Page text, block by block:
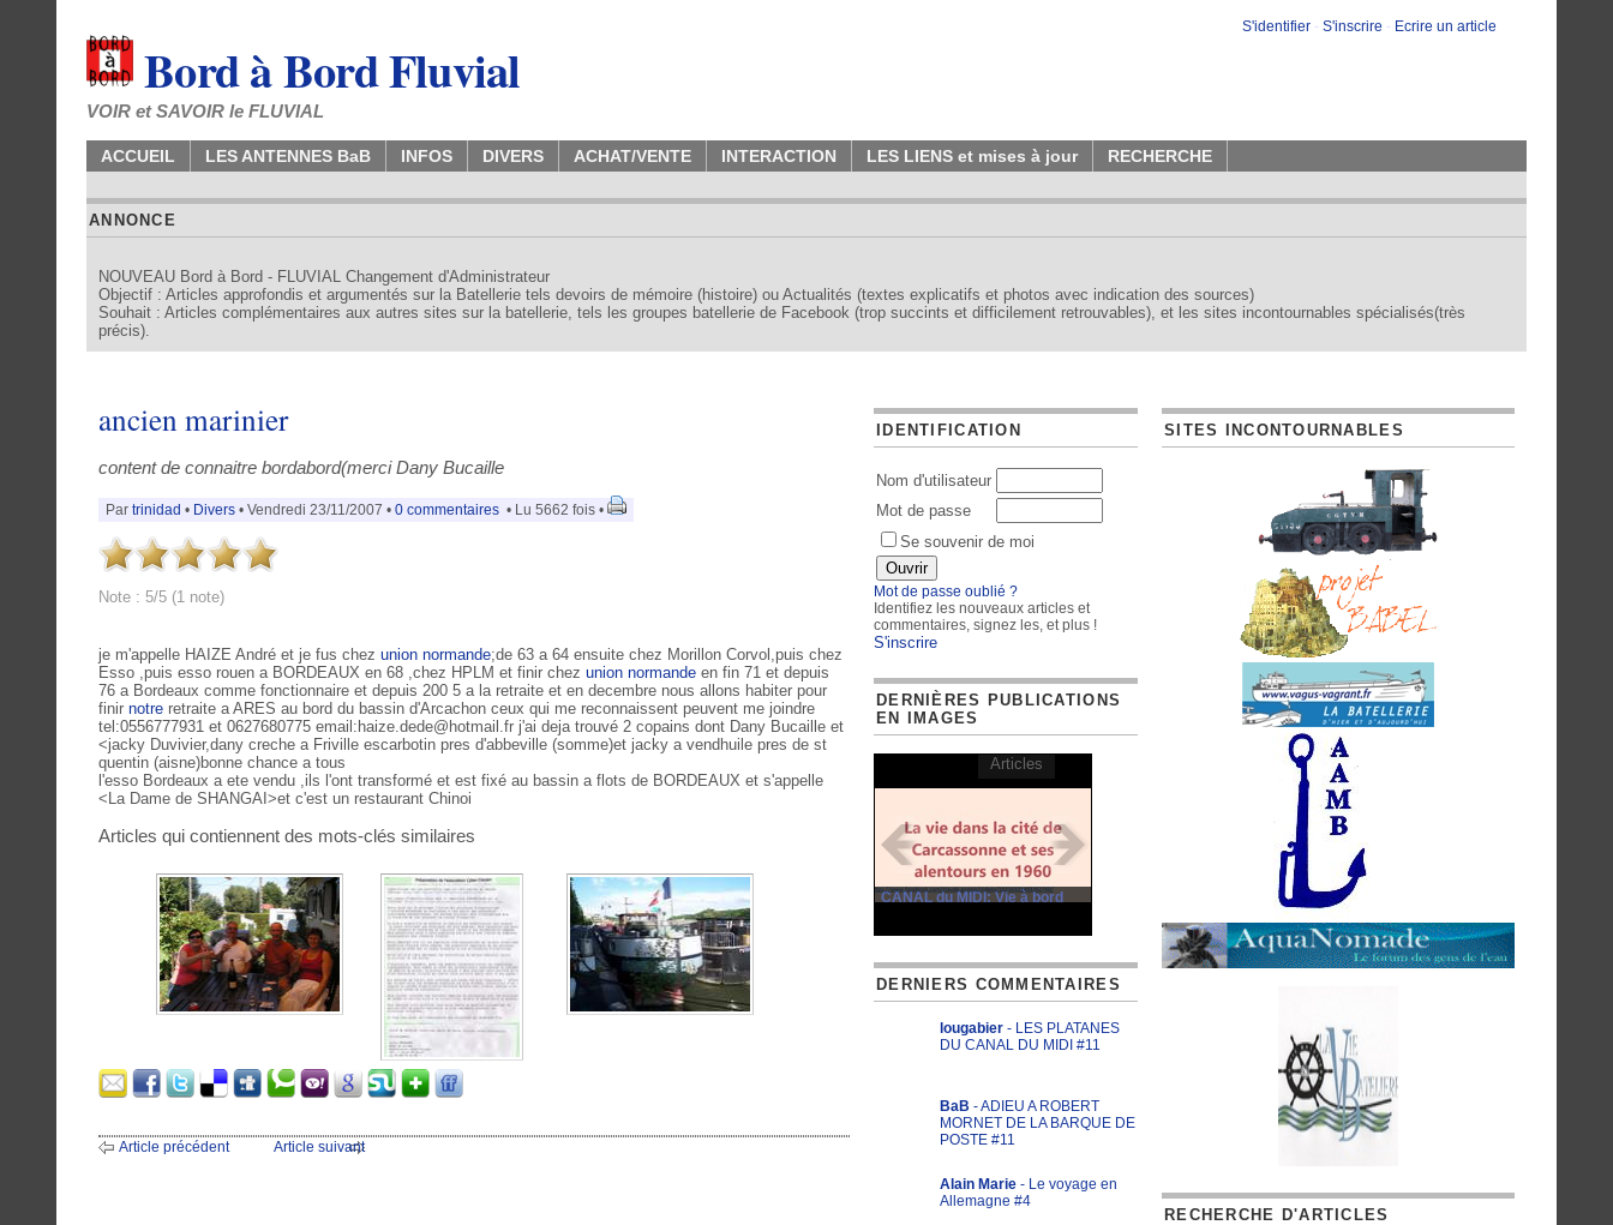
S'identifier - S'inscrire - Ecrire un article
Bord à Bord Fluvial
VOIR et SAVOIR le FLUVIAL
ACCUEIL LES ANTENNES BaB INFOS DIVERS ACHAT/VENTE INTERACTION LES LIENS et mises à jour RECHERCHE
ANNONCE
NOUVEAU Bord à Bord - FLUVIAL Changement d'Administrateur
Objectif : Articles approfondis et argumentés sur la Batellerie tels devoirs de mémoire (histoire) ou Actualités (textes explicatifs et photos avec indication des sources)
Souhait : Articles complémentaires aux autres sites sur la batellerie, tels les groupes batellerie de Facebook (trop succints et difficilement retrouvables), et les sites incontournables spécialisés(très
précis).
ancien marinier
content de connaitre bordabord(merci Dany Bucaille
Par trinidad • Divers • Vendredi 23/11/2007 • 0 commentaires • Lu 5662 fois •
Note : 5/5 (1 note)
je m'appelle HAIZE André et je fus chez union normande;de 63 a 64 ensuite chez Morillon Corvol,puis chez
Esso ,puis esso rouen a BORDEAUX en 68 ,chez HPLM et finir chez union normande en fin 71 et depuis
76 a Bordeaux comme fonctionnaire et depuis 200 5 a la retraite et en decembre nous allons habiter pour
finir notre retraite a ARES au bord du bassin d'Arcachon ceux qui me reconnaissent peuvent me joindre
tel:0556777931 et 0627680775 email:haize.dede@hotmail.fr j'ai deja trouvé 2 copains dont Dany Bucaille et
<jacky Duvivier,dany creche a Friville escarbotin pres d'abbeville (somme)et jacky a vendhuile pres de st
quentin (aisne)bonne chance a tous
l'esso Bordeaux a ete vendu ,ils l'ont transformé et est fixé au bassin a flots de BORDEAUX et s'appelle
<La Dame de SHANGAI>et c'est un restaurant Chinoi
Articles qui contiennent des mots-clés similaires
Article précédent Article suivant
IDENTIFICATION
Nom d'utilisateur
Mot de passe
Se souvenir de moi
Mot de passe oublié ?
Identifiez les nouveaux articles et
commentaires, signez les, et plus !
S'inscrire
DERNIÈRES PUBLICATIONS
EN IMAGES
CANAL du MIDI: Vie à bord
Articles
DERNIERS COMMENTAIRES
lougabier - LES PLATANES
DU CANAL DU MIDI #11
BaB - ADIEU A ROBERT
MORNET DE LA BARQUE DE
POSTE #11
Alain Marie - Le voyage en
Allemagne #4
SITES INCONTOURNABLES
RECHERCHE D'ARTICLES